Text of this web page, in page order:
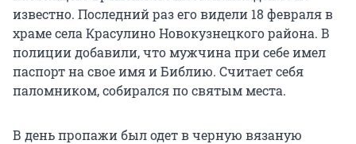
известно. Последний раз его видели 18 февраля в
храме села Красулино Новокузнецкого района. В
полиции добавили, что мужчина при себе имел
паспорт на свое имя и Библию. Считает себя
паломником, собирался по святым места.
В день пропажи был одет в черную вязаную